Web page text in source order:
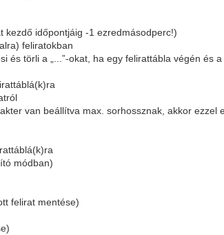
kezdő időpontjáig -1 ezredmásodperc!)
feliratokban
és törli a „...”-okat, ha egy felirattábla végén és
van beállítva max. sorhossznak, akkor ezzel
módban)
felirat mentése)